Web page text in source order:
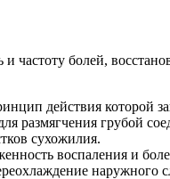
частоту болей,
действия которой
размягчения грубой
сухожилия.
воспаления и